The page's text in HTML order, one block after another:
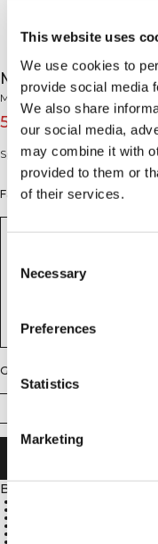
This website uses
We use cookies to
provide social media
We also share
our social media,
may combine it with
provided to them or
of their services.
Selection
Necessary
Preferences
Statistics
Marketing
Mercury Sports
Mercury Collection
5€ 49€ (-90%)
Sport-BH mit hoher
Farbe: Aqua Green
Größe
Beschreibung